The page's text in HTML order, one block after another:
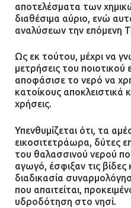
αποτελέσματα των
διαθέσιμα αύριο, ενώ
αναλύσεων την επόμενη
Ως εκ τούτου, μέχρι να
μετρήσεις του ποιοτικού
αποφάσισε το νερό να
κατοίκους αποκλειστικά
χρήσεις.
Υπενθυμίζεται ότι, τα
εικοσιτετράωρα, δύτες
του θαλασσινού νερού
αγωγό, έσφιξαν τις
διαδικασία
που απαιτείται,
υδροδότηση στο νησί.